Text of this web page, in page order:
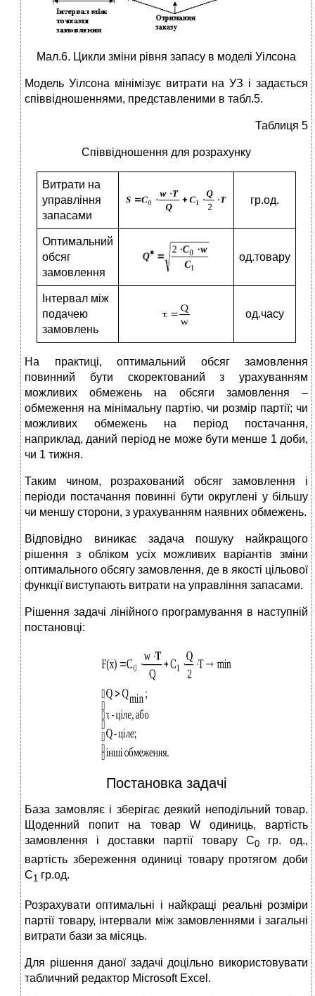
Мал.6. Цикли зміни рівня запасу в моделі Уілсона
Модель Уілсона мінімізує витрати на УЗ і задається
співвідношеннями, представленими в табл.5.
Таблиця 5
Співвідношення для розрахунку
Витрати на
управління
запасами
гр.од.
Оптимальний
обсяг
замовлення
од.товару
Інтервал між
подачею
замовлень
од.часу
На практиці, оптимальний обсяг замовлення
повинний бути скоректований з урахуванням
можливих обмежень на обсяги замовлення –
обмеження на мінімальну партію, чи розмір партії; чи
можливих обмежень на період постачання,
наприклад, даний період не може бути менше 1 доби,
чи 1 тижня.
Таким чином, розрахований обсяг замовлення і
періоди постачання повинні бути округлені у більшу
чи меншу сторони, з урахуванням наявних обмежень.
Відповідно виникає задача пошуку найкращого
рішення з обліком усіх можливих варіантів зміни
оптимального обсягу замовлення, де в якості цільової
функції виступають витрати на управління запасами.
Рішення задачі лінійного програмування в наступній
постановці:
Постановка задачі
База замовляє і зберігає деякий неподільний товар.
Щоденний попит на товар W одиниць, вартість
замовлення і доставки партії товару С0гр. од.,
вартість збереження одиниці товару протягом доби
С1 гр.од.
Розрахувати оптимальні і найкращі реальні розміри
партії товару, інтервали між замовленнями і загальні
витрати бази за місяць.
Для рішення даної задачі доцільно використовувати
табличний редактор Microsoft Excel.